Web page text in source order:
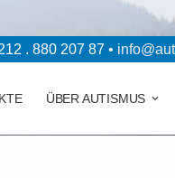
. 880 207 87 •
ÜBER AUTISMUS